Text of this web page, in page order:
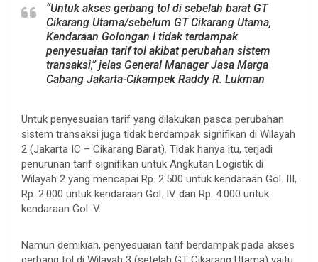
“Untuk akses gerbang tol di sebelah barat GT
Cikarang Utama/sebelum GT Cikarang Utama,
Kendaraan Golongan I tidak terdampak
penyesuaian tarif tol akibat perubahan sistem
transaksi,” jelas General Manager Jasa Marga
Cabang Jakarta-Cikampek Raddy R. Lukman
Untuk penyesuaian tarif yang dilakukan pasca perubahan
sistem transaksi juga tidak berdampak signifikan di Wilayah
2 (Jakarta IC – Cikarang Barat). Tidak hanya itu, terjadi
penurunan tarif signifikan untuk Angkutan Logistik di
Wilayah 2 yang mencapai Rp. 2.500 untuk kendaraan Gol. III,
Rp. 2.000 untuk kendaraan Gol. IV dan Rp. 4.000 untuk
kendaraan Gol. V.
Namun demikian, penyesuaian tarif berdampak pada akses